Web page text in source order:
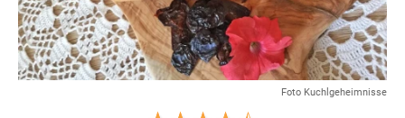
Foto Kuchlgeheimnisse